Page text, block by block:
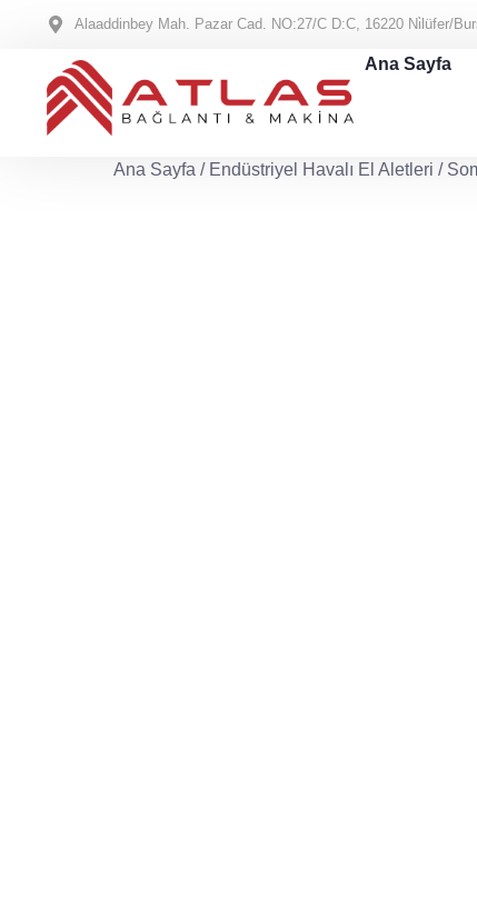
Alaaddinbey Mah. Pazar Cad. NO:27/C D:C, 16220 Ni̇lüfer/
Ana Sayfa
Ana Sayfa / Endüstriyel Havalı El Aletleri /